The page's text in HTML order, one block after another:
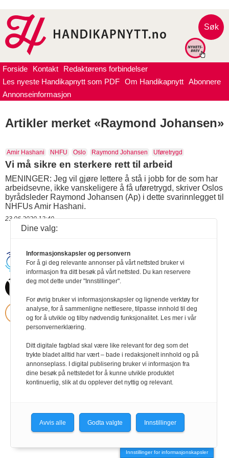
Søk
Forside Kontakt
Redaktørens forbindelser
Les nyeste Handikapnytt som PDF Om Handikapnytt Abonnere
Annonseinformasjon
Artikler merket «Raymond Johansen»
Amir Hashani NHFU Oslo Raymond Johansen Uføretrygd
Vi må sikre en sterkere rett til arbeid
MENINGER: Jeg vil gjøre lettere å stå i jobb for de som har
arbeidsevne, ikke vanskeligere å få uføretrygd, skriver Oslos
byrådsleder Raymond Johansen (Ap) i dette svarinnlegget til
NHFUs Amir Hashani.
23.06.2020 13:40
Handikapnytt | Schweigaardsgt. 12 |
Postboks 9217 Grønland, 0134 Oslo Tel:
24102400 | E-post:
post@handikapnytt.no |
Personvernerklæring
Innstillinger for informasjonskapsler
Dine valg:
Informasjonskapsler og personvern
For å gi deg relevante annonser på vårt nettsted bruker vi
informasjon fra ditt besøk på vårt nettsted. Du kan reservere
deg mot dette under "Innstillinger".
For øvrig bruker vi informasjonskapsler og lignende verktøy for
analyse, for å sammenligne nettlesere, tilpasse innhold til deg
og for å utvikle og tilby nødvendig funksjonalitet. Les mer i vår
personvernerklæring.
Ditt digitale fagblad skal være like relevant for deg som det
trykte bladet alltid har vært – bade i redaksjonelt innhold og på
annonseplass. I digital publisering bruker vi informasjon fra
dine besøk på nettstedet for å kunne utvikle produktet
kontinuerlig, slik at du opplever det nyttig og relevant.
Avvis alle Godta valgte Innstillinger